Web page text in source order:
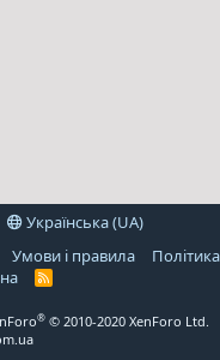
Українська (UA)
Умови і правила
R
® © 2010-2020 XenForo Ltd.